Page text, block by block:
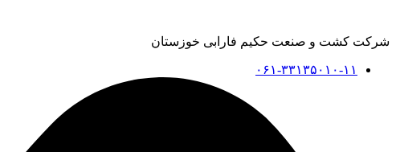
شرکت کشت و صنعت حکیم فارابی خوزستان
۰۶۱-۳۳۱۳۵۰۱۰-۱۱